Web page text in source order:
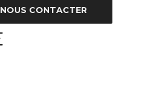
NOUS CONTACTER